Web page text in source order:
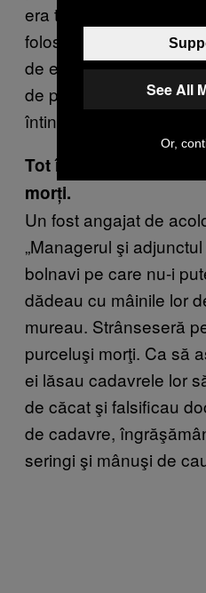
era tratat la fel ca al
folosit în agricultură.
de exemplu, au
de porc sunt mai puţin
întinse pe sol fără
Tot în Polonia este și
morți.
Un fost angajat de
„Managerul şi
bolnavi pe care nu-i
dădeau cu mâinile lor
mureau. Strânseseră
purceluşi morţi. Ca să
ei lăsau cadavrele lor
de căcat şi falsificau
de cadavre,
seringi şi mânuşi de
See All
Or,